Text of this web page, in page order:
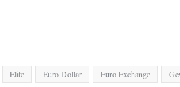
Elite Euro Dollar Euro Exchange